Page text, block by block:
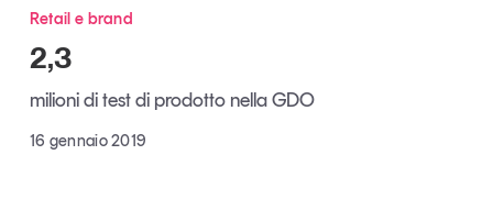
Innovazione
Logistica
Retail e brand
Sostenibilità
Retail e brand
2,3
milioni di test di prodotto nella GDO
16 gennaio 2019